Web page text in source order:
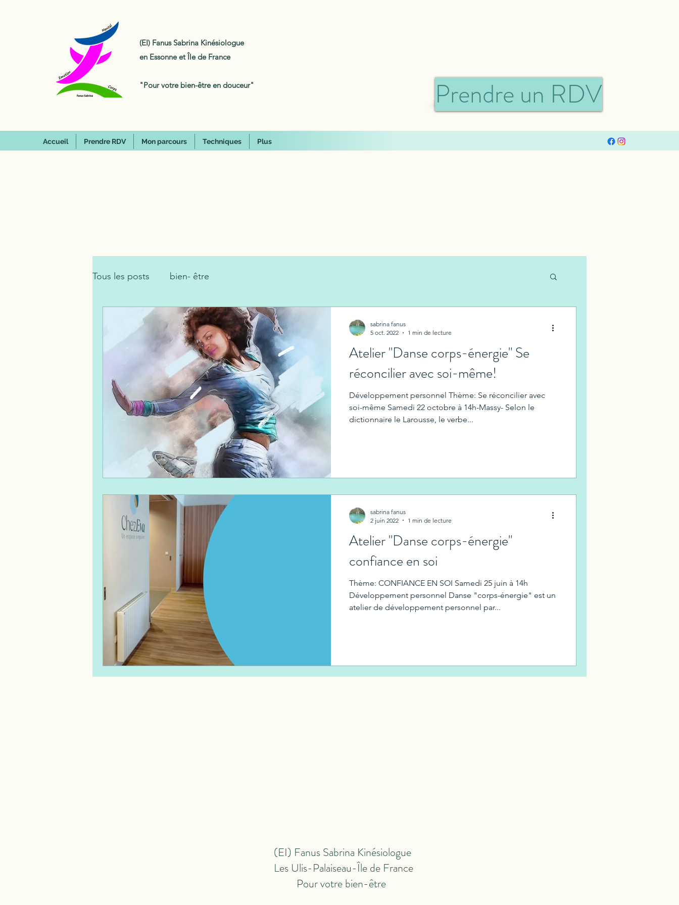
(EI) Fanus Sabrina Kinésiologue
en Essonne et Île de France
"Pour votre bien-être en douceur" Prendre un RDV
Accueil Prendre RDV Mon parcours Techniques Plus
Tous les posts bien- être
Atelier "Danse corps-énergie" Se
réconcilier avec soi-même!
Développement personnel Thème: Se réconcilier avec
soi-même Samedi 22 octobre à 14h-Massy- Selon le
dictionnaire le Larousse, le verbe...
sabrina fanus
5 oct. 2022
1 min de lecture
Atelier "Danse corps-énergie"
confiance en soi
Thème: CONFIANCE EN SOI Samedi 25 juin à 14h
Développement personnel Danse "corps-énergie" est un
atelier de développement personnel par...
sabrina fanus
2 juin 2022
1 min de lecture
(EI) Fanus Sabrina Kinésiologue
Les Ulis-Palaiseau-Île de France
Pour votre bien-être